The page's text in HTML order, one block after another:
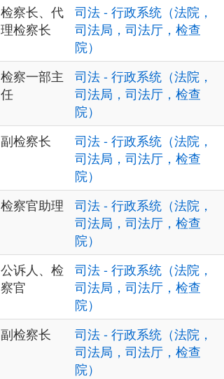
检察长、代
理检察长
司法 - 行政系统（法院，
司法局，司法厅，检查
院）
检察一部主
任
司法 - 行政系统（法院，
司法局，司法厅，检查
院）
副检察长
司法 - 行政系统（法院，
司法局，司法厅，检查
院）
检察官助理
司法 - 行政系统（法院，
司法局，司法厅，检查
院）
公诉人、检
察官
司法 - 行政系统（法院，
司法局，司法厅，检查
院）
副检察长
司法 - 行政系统（法院，
司法局，司法厅，检查
院）